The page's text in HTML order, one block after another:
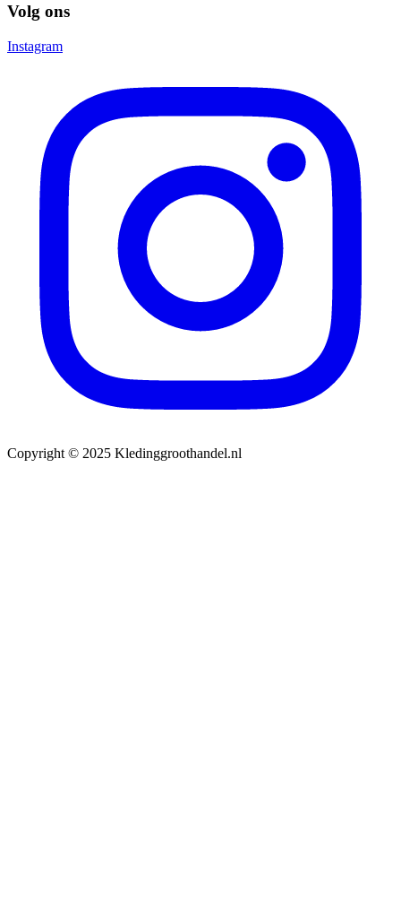
Volg ons
Instagram
Copyright © 2025 Kledinggroothandel.nl